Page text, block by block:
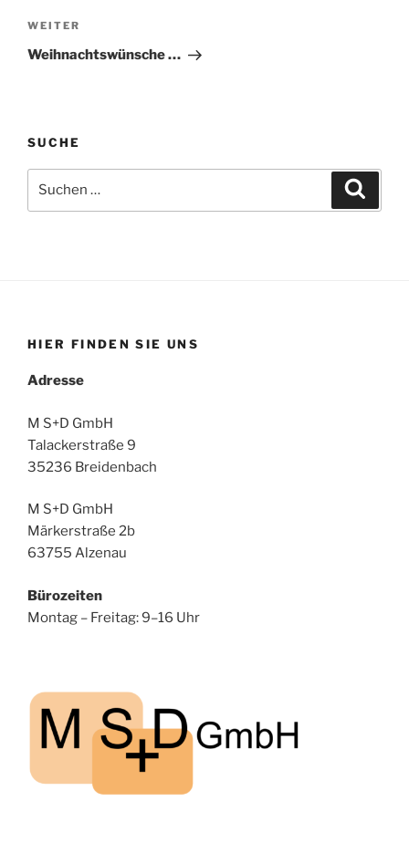
Nächster
Beitrag
WEITER
Weihnachtswünsche …
SUCHE
nach:
HIER FINDEN SIE UNS
Adresse
M S+D GmbH
Talackerstraße 9
35236 Breidenbach
M S+D GmbH
Märkerstraße 2b
63755 Alzenau
Bürozeiten
Montag – Freitag: 9–16 Uhr